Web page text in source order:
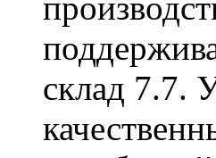
склад 7.7.